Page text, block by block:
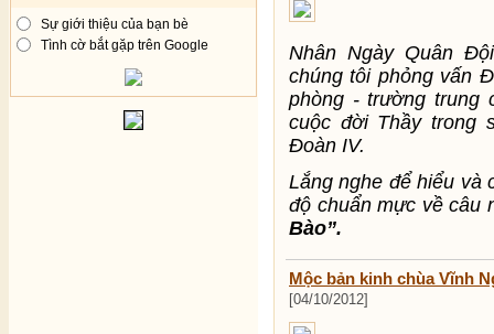
Sự giới thiệu của bạn bè
Tình cờ bắt gặp trên Google
Nhân Ngày Quân
chúng tôi phỏng vấn
phòng - trường trung
cuộc đời Thầy trong
Đoàn IV.
Lắng nghe để hiểu và
độ chuẩn mực về câu
Bào”.
Mộc bản kinh chùa Vĩnh
[04/10/2012]